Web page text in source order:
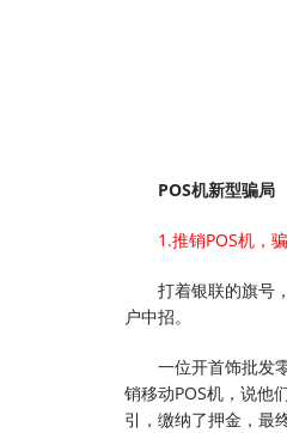
POS机新型骗局
1.推销POS机，
打着银联的旗号
户中招。
一位开首饰批发
销移动POS机，说他
引，缴纳了押金，最